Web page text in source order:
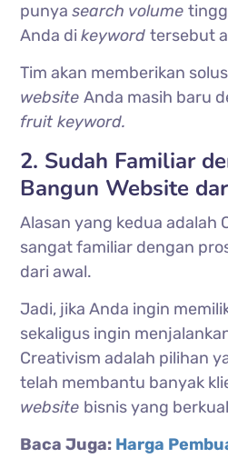
punyasearch volume
Anda dikeywordtersebut
Tim akan memberikan
websiteAnda masih baru
fruit keyword.
2. Sudah Familiar
Bangun Website
Alasan yang kedua adalah
sangat familiar dengan
dari awal.
Jadi, jika Anda ingin
sekaligus ingin
Creativism adalah pilihan
telah membantu banyak
website bisnis yang
Baca Juga: Harga